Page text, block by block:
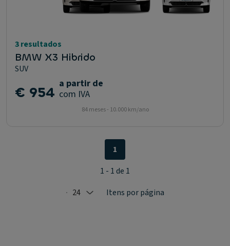
3 resultados
BMW X3 Hibrido
SUV
€ 954 a partir de
com IVA
84 meses - 10.000 km/ano
Selected: 24
24 Itens por página
1
1 - 1 de 1